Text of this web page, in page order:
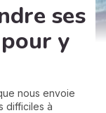
ses
y
nous envoie
difficiles à